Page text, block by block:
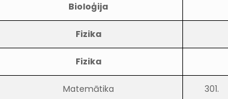
Bioloģija
Fizika
Fizika
Matemātika 301.